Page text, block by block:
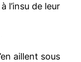
l’insu de leur
aillent sous